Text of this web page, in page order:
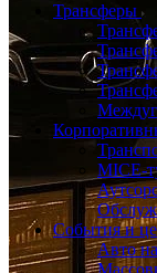
Трансферы
MICE-
События и
Авто